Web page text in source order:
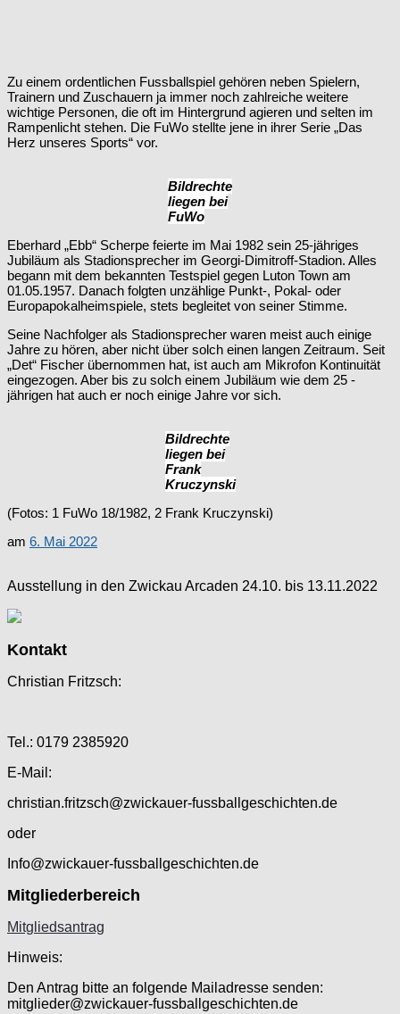
Zu einem ordentlichen Fussballspiel gehören neben Spielern,
Trainern und Zuschauern ja immer noch zahlreiche weitere
wichtige Personen, die oft im Hintergrund agieren und selten im
Rampenlicht stehen. Die FuWo stellte jene in ihrer Serie „Das
Herz unseres Sports“ vor.
Bildrechte
liegen bei
FuWo
Eberhard „Ebb“ Scherpe feierte im Mai 1982 sein 25-jähriges
Jubiläum als Stadionsprecher im Georgi-Dimitroff-Stadion. Alles
begann mit dem bekannten Testspiel gegen Luton Town am
01.05.1957. Danach folgten unzählige Punkt-, Pokal- oder
Europapokalheimspiele, stets begleitet von seiner Stimme.
Seine Nachfolger als Stadionsprecher waren meist auch einige
Jahre zu hören, aber nicht über solch einen langen Zeitraum. Seit
„Det“ Fischer übernommen hat, ist auch am Mikrofon Kontinuität
eingezogen. Aber bis zu solch einem Jubiläum wie dem 25 -
jährigen hat auch er noch einige Jahre vor sich.
Bildrechte
liegen bei
Frank
Kruczynski
(Fotos: 1 FuWo 18/1982, 2 Frank Kruczynski)
am 6. Mai 2022
Ausstellung in den Zwickau Arcaden 24.10. bis 13.11.2022
Kontakt
Christian Fritzsch:
Tel.: 0179 2385920
E-Mail:
christian.fritzsch@zwickauer-fussballgeschichten.de
oder
Info@zwickauer-fussballgeschichten.de
Mitgliederbereich
Mitgliedsantrag
Hinweis:
Den Antrag bitte an folgende Mailadresse senden:
mitglieder@zwickauer-fussballgeschichten.de